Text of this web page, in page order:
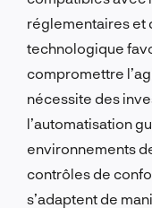
réglementaires et
technologique
compromettre
nécessite des
l’automatisation
environnements
contrôles de
s’adaptent de